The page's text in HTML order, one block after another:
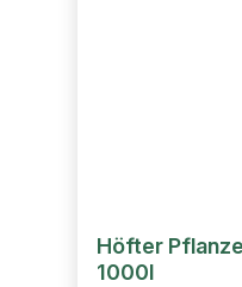
Höfter
1000l